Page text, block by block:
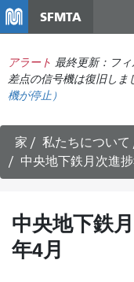
SFMTA
アラート 最終更新：フ
差点の信号機は復旧しま
機が停止）
家 私たちについて
中央地下鉄月次進
中央地下鉄
年4月